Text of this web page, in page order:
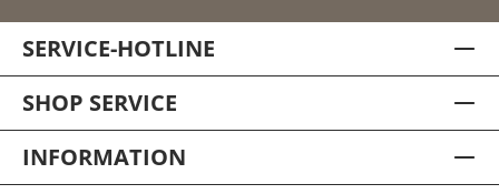
SERVICE-HOTLINE
SHOP SERVICE
INFORMATION